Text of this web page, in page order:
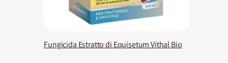
Fungicida Estratto di Equisetum Vithal Bio